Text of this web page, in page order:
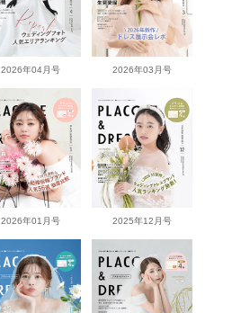
2026年04月号 2026年03月号
2026年01月号 2025年12月号